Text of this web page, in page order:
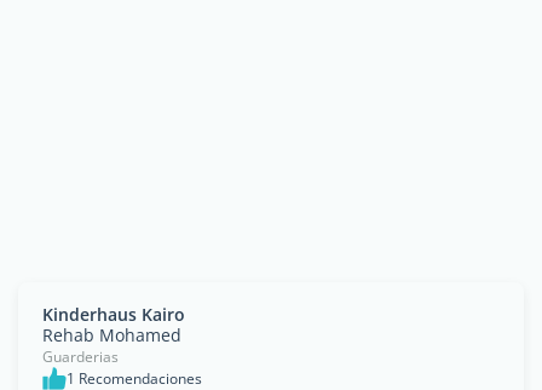
Kinderhaus Kairo
Rehab Mohamed
Guarderias
1 Recomendaciones